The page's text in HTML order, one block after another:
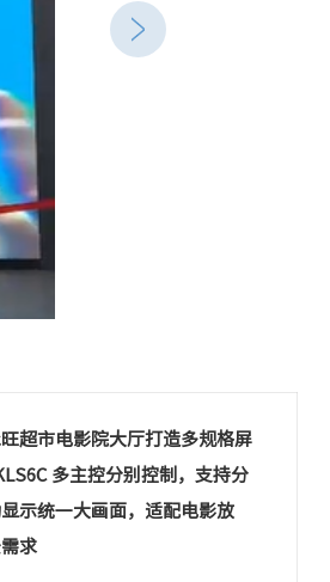
超市电影院大厅打造多规格屏
多主控分别控制，支持分
示统一大画面，适配电影放
求